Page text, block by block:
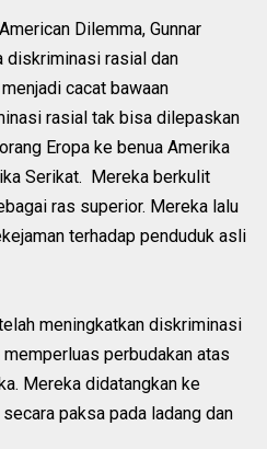
Dilemma, Gunnar
diskriminasi rasial dan
cacat bawaan
rasial tak bisa dilepaskan
Eropa ke benua Amerika
Serikat. Mereka berkulit
ras superior. Mereka lalu
terhadap penduduk asli
meningkatkan diskriminasi
perbudakan atas
Mereka didatangkan ke
paksa pada ladang dan